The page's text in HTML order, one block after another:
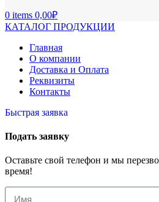
0 items 0,00₽
КАТАЛОГ ПРОДУКЦИИ
Главная
О компании
Доставка и Оплата
Реквизиты
Контакты
Быстрая заявка
Подать заявку
Оставьте свой телефон и мы
время!